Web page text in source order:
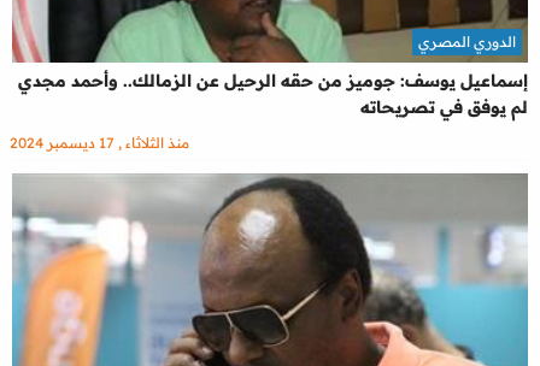
إسماعيل يوسف: جوميز من حقه الرحيل عن الزمالك.. وأحمد مجدي
لم يوفق في تصريحاته
الدوري المصري
منذ الثلاثاء , 17 ديسمبر 2024